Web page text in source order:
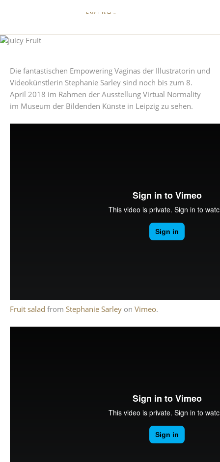
ENGLISH »
Die fantastischen Empowering Vaginas der Illustratorin und
Videokünstlerin Stephanie Sarley sind noch bis zum 8.
April 2018 im Rahmen der Ausstellung Virtual Normality
im Museum der Bildenden Künste in Leipzig zu sehen.
Fruit salad from Stephanie Sarley on Vimeo.